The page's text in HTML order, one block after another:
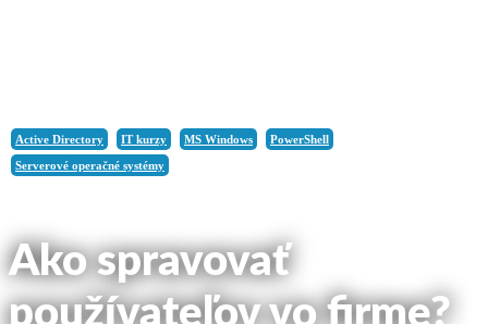
Active Directory IT kurzy MS Windows
PowerShell
Serverové operačné systémy
Ako spravovať
používateľov vo firme?